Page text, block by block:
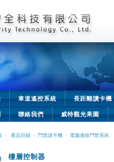
車道遙控系統
長距離讀卡機
聯絡我們 威特觀光果園
- 產品目錄 - 門禁讀卡機 - 電腦連線門禁系統
樓層控制器